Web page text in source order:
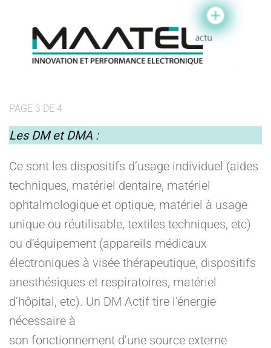
PAGE 3 DE 4
Les DM et DMA :
Ce sont les dispositifs d’usage individuel (aides
techniques, matériel dentaire, matériel
ophtalmologique et optique, matériel à usage
unique ou réutilisable, textiles techniques, etc)
ou d’équipement (appareils médicaux
électroniques à visée thérapeutique, dispositifs
anesthésiques et respiratoires, matériel
d’hôpital, etc). Un DM Actif tire l’énergie
nécessaire à
son fonctionnement d’une source externe